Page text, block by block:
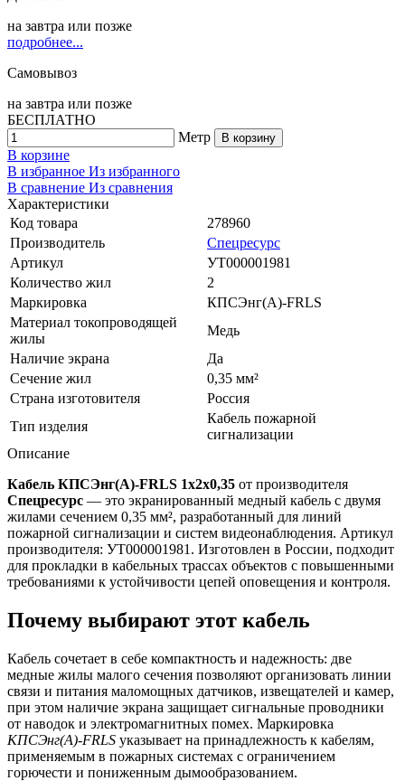
на завтра или позже
подробнее...
Самовывоз
на завтра или позже
БЕСПЛАТНО
Метр
В корзину
В корзине
В избранное Из избранного
В сравнение Из сравнения
Характеристики
Код товара
278960
Производитель
Спецресурс
Артикул
УТ000001981
Количество жил
2
Маркировка
КПСЭнг(A)-FRLS
Материал токопроводящей
жилы
Медь
Наличие экрана
Да
Сечение жил
0,35 мм²
Страна изготовителя
Россия
Тип изделия
Кабель пожарной
сигнализации
Описание
Кабель КПСЭнг(A)-FRLS 1x2x0,35 от производителя
Спецресурс — это экранированный медный кабель с двумя
жилами сечением 0,35 мм², разработанный для линий
пожарной сигнализации и систем видеонаблюдения. Артикул
производителя: УТ000001981. Изготовлен в России, подходит
для прокладки в кабельных трассах объектов с повышенными
требованиями к устойчивости цепей оповещения и контроля.
Почему выбирают этот кабель
Кабель сочетает в себе компактность и надежность: две
медные жилы малого сечения позволяют организовать линии
связи и питания маломощных датчиков, извещателей и камер,
при этом наличие экрана защищает сигнальные проводники
от наводок и электромагнитных помех. Маркировка
КПСЭнг(A)-FRLS указывает на принадлежность к кабелям,
применяемым в пожарных системах с ограничением
горючести и пониженным дымообразованием.